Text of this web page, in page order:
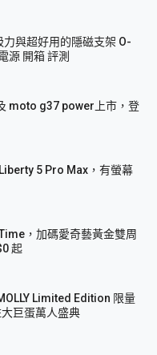
與超好用的隱磁支架 O-
源 開箱 評測
moto g37 power上市，登
5 Pro Max，有螢幕
，加碼愛奇藝黃金雙周
起
Limited Edition 限量
巨蛋萬人盛典